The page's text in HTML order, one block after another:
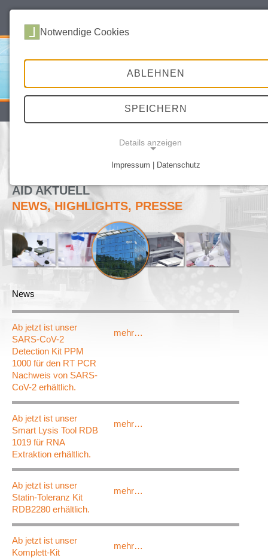
IMPRESSUM
AID NEWS – NEUIGKEITEN,
DIAGNOSTIKA.COM
AID AKTUELL
NEWS, HIGHLIGHTS, PRESSE
News
Ab jetzt ist unser
SARS-CoV-2
Detection Kit PPM
1000 für den RT PCR
Nachweis von SARS-
CoV-2 erhältlich.
mehr…
Ab jetzt ist unser
Smart Lysis Tool RDB
1019 für RNA
Extraktion erhältlich.
mehr…
Ab jetzt ist unser
Statin-Toleranz Kit
RDB2280 erhältlich.
mehr…
Ab jetzt ist unser
Komplett-Kit
mehr…
Notwendige Cookies
ABLEHNEN
SPEICHERN
Details anzeigen
Impressum | Datenschutz